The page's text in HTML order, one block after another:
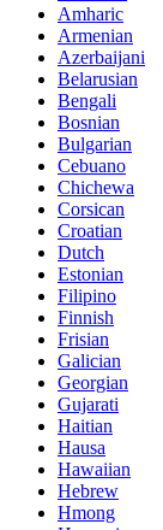
Amharic
Armenian
Azerbaijani
Belarusian
Bengali
Bosnian
Bulgarian
Cebuano
Chichewa
Corsican
Croatian
Dutch
Estonian
Filipino
Finnish
Frisian
Galician
Georgian
Gujarati
Haitian
Hausa
Hawaiian
Hebrew
Hmong